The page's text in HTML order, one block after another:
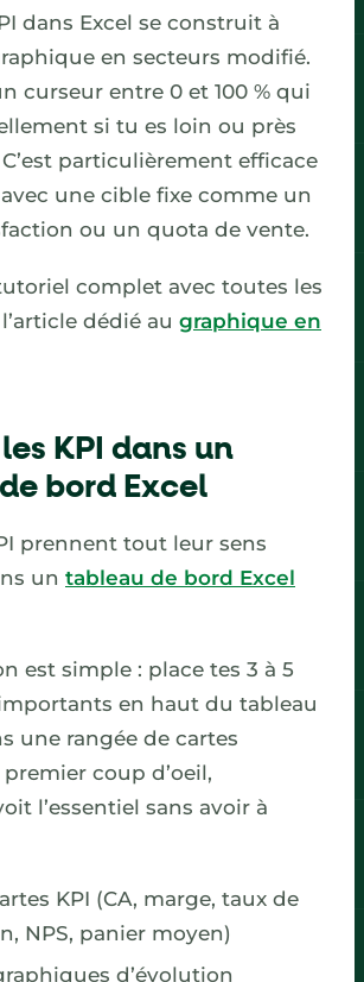
dans Excel se construit à
en secteurs modifié.
curseur entre 0 et 100 % qui
si tu es loin ou près
particulièrement efficace
une cible fixe comme un
ou un quota de vente.
complet avec toutes les
dédié au graphique en
KPI dans un
bord Excel
prennent tout leur sens
un tableau de bord Excel
est simple : place tes 3 à 5
en haut du tableau
une rangée de cartes
coup d’oeil,
l’essentiel sans avoir à
KPI (CA, marge, taux de
NPS, panier moyen)
d’évolution